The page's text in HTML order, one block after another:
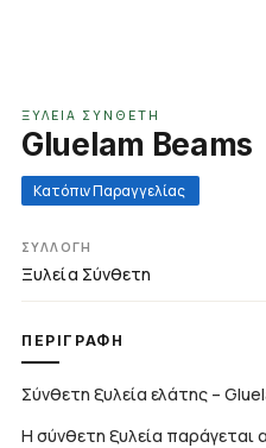
ΞΥΛΕΊΑ ΣΎΝΘΕΤΗ
Gluelam Beams
Κατόπιν Παραγγελίας
ΣΥΛΛΟΓΉ
Ξυλεία Σύνθετη
ΠΕΡΙΓΡΑΦΉ
Σύνθετη ξυλεία ελάτης –
Η σύνθετη ξυλεία παράγεται